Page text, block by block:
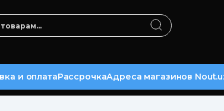
и оплатаРассрочкаАдреса магазинов